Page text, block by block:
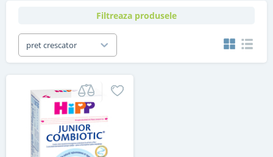
Filtreaza produsele
pret crescator